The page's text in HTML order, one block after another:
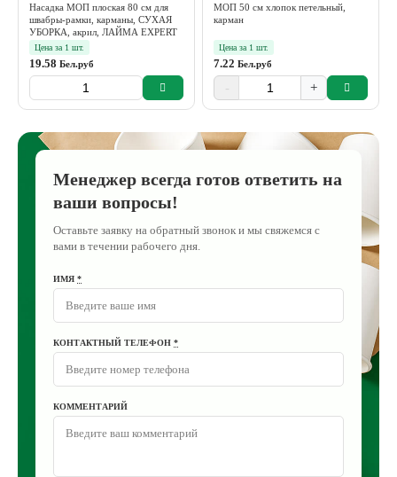
Насадка МОП плоская 80 см для
швабры-рамки, карманы, СУХАЯ
УБОРКА, акрил, ЛАЙМА EXPERT
Цена за 1 шт.
19.58 Бел.руб
МОП 50 см хлопок петельный,
карман
Цена за 1 шт.
7.22 Бел.руб
- +
Менеджер всегда готов ответить на
ваши вопросы!
Оставьте заявку на обратный звонок и мы свяжемся с
вами в течении рабочего дня.
ИМЯ *
КОНТАКТНЫЙ ТЕЛЕФОН *
КОММЕНТАРИЙ